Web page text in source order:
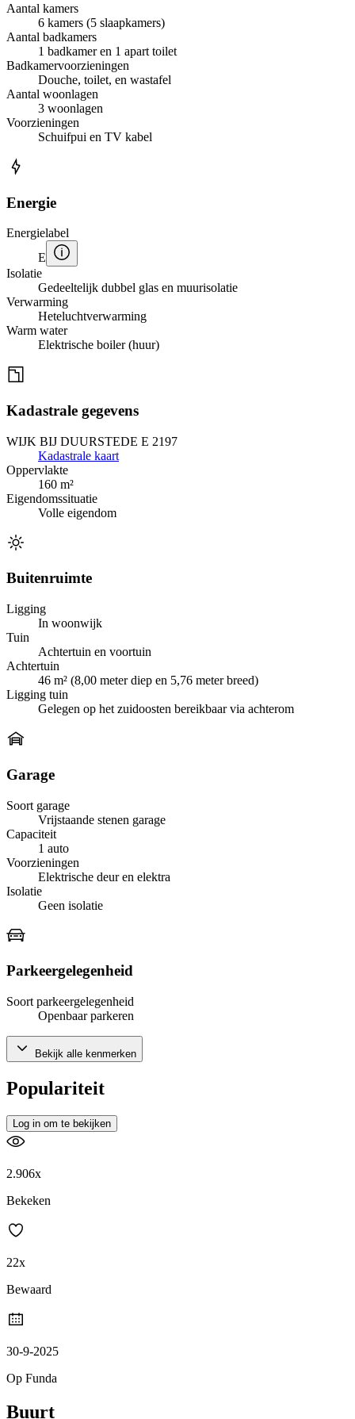
Aantal kamers
6 kamers (5 slaapkamers)
Aantal badkamers
1 badkamer en 1 apart toilet
Badkamervoorzieningen
Douche, toilet, en wastafel
Aantal woonlagen
3 woonlagen
Voorzieningen
Schuifpui en TV kabel
Energie
Energielabel
E
Isolatie
Gedeeltelijk dubbel glas en muurisolatie
Verwarming
Heteluchtverwarming
Warm water
Elektrische boiler (huur)
Kadastrale gegevens
WIJK BIJ DUURSTEDE E 2197
Kadastrale kaart
Oppervlakte
160 m²
Eigendomssituatie
Volle eigendom
Buitenruimte
Ligging
In woonwijk
Tuin
Achtertuin en voortuin
Achtertuin
46 m² (8,00 meter diep en 5,76 meter breed)
Ligging tuin
Gelegen op het zuidoosten bereikbaar via achterom
Garage
Soort garage
Vrijstaande stenen garage
Capaciteit
1 auto
Voorzieningen
Elektrische deur en elektra
Isolatie
Geen isolatie
Parkeergelegenheid
Soort parkeergelegenheid
Openbaar parkeren
Bekijk alle kenmerken
Populariteit
Log in om te bekijken
2.906x
Bekeken
22x
Bewaard
30-9-2025
Op Funda
Buurt